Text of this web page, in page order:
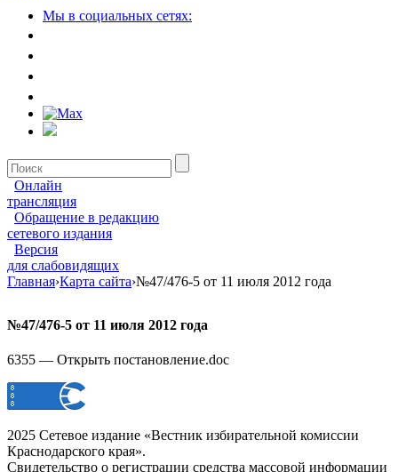
Мы в социальных сетях:
Онлайн
трансляция
Обращение в редакцию
сетевого издания
Версия
для слабовидящих
Главная›Карта сайта›№47/476-5 от 11 июля 2012 года
№47/476-5 от 11 июля 2012 года
6355 — Открыть постановление.doc
2025 Сетевое издание «Вестник избирательной комиссии
Краснодарского края».
Свидетельство о регистрации средства массовой информации